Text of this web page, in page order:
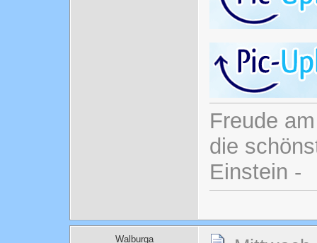
Freude
die
Einstein -
Walburga